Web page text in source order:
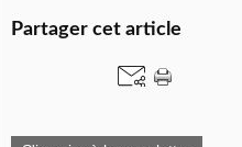
Partager cet article